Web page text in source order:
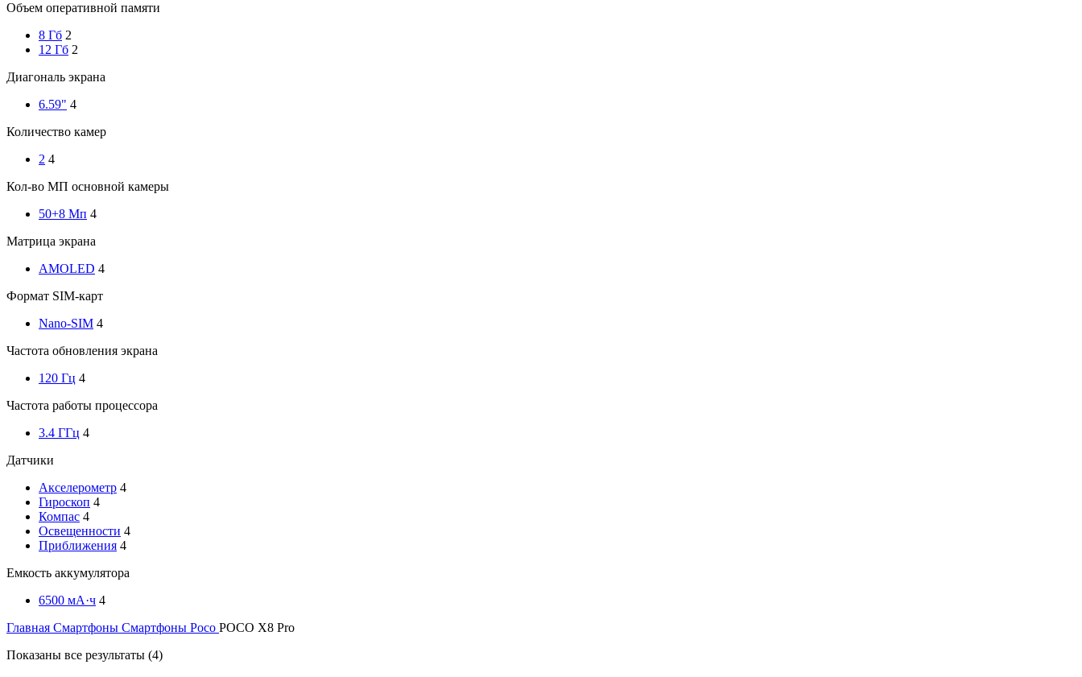
Объем оперативной памяти
8 Гб 2
12 Гб 2
Диагональ экрана
6.59" 4
Количество камер
2 4
Кол-во МП основной камеры
50+8 Мп 4
Матрица экрана
AMOLED 4
Формат SIM-карт
Nano-SIM 4
Частота обновления экрана
120 Гц 4
Частота работы процессора
3.4 ГГц 4
Датчики
Акселерометр 4
Гироскоп 4
Компас 4
Освещенности 4
Приближения 4
Емкость аккумулятора
6500 мА·ч 4
Главная Смартфоны Смартфоны Poco POCO X8 Pro
Показаны все результаты (4)Цены: